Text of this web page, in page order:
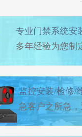
专业门禁系统安
多年经验为您制
监控安装/检修/
急客户之所急